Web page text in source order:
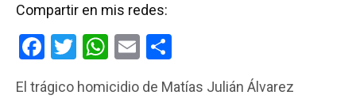
Compartir en mis redes:
F
T
W E
El trágico homicidio de Matías Julián Álvarez